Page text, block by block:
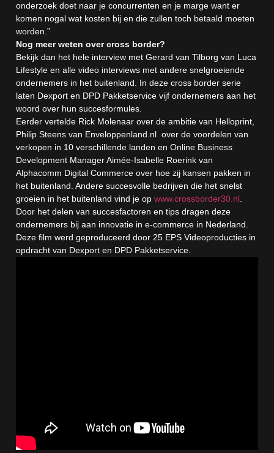
onderzoek doet naar je concurrenten en je marge want er
komen nogal wat kosten bij en die zullen toch betaald moeten
worden.”
Nog meer weten over cross border?
Bekijk dan het hele interview met Gerard van Tilborg van Luca
Lifestyle en alle video interviews met andere snelgroeiende
ondernemers in het buitenland. In deze cross border serie
laten Dexport en DPD Pakketservice vijf ondernemers aan het
woord over hun succesformules.
Eerder vertelde Rick Molenaar over de ambitie van Helloprint,
Philip Steens van Enveloppenland.nl over de voordelen van
verkopen in 10 verschillende landen en Online Business
Development Manager Aimée-Isabelle Roerink van
Alphacomm Digital Commerce over hoe zij kansen pakken in
het buitenland. Andere succesvolle bedrijven die het snelst
groeien in het buitenland vind je op www.crossborder30.nl
Door het delen van succesfactoren en tips dragen deze
ondernemers bij aan innovatie in e-commerce in Nederland.
Deze film werd geproduceerd door 25 EPS Videoproducties in
opdracht van Dexport en DPD Pakketservice.